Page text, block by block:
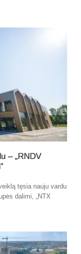
– „RNDV
tęsia nauju vardu
dalimi, „NTX